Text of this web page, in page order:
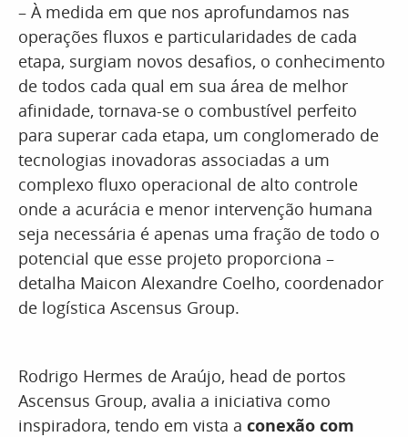
– À medida em que nos aprofundamos nas
operações fluxos e particularidades de cada
etapa, surgiam novos desafios, o conhecimento
de todos cada qual em sua área de melhor
afinidade, tornava-se o combustível perfeito
para superar cada etapa, um conglomerado de
tecnologias inovadoras associadas a um
complexo fluxo operacional de alto controle
onde a acurácia e menor intervenção humana
seja necessária é apenas uma fração de todo o
potencial que esse projeto proporciona –
detalha Maicon Alexandre Coelho, coordenador
de logística Ascensus Group.
Rodrigo Hermes de Araújo, head de portos
Ascensus Group, avalia a iniciativa como
inspiradora, tendo em vista a conexão com